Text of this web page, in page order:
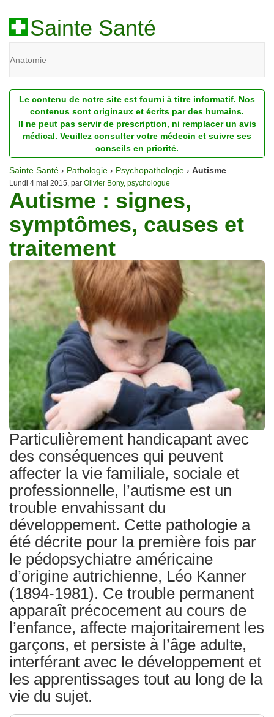
Sainte Santé
Anatomie
Diagnostic
Dossiers
Homéopathie
Nutrition
Pathologie
Psychologie
Recherches
Traitements
Le contenu de notre site est fourni à titre informatif. Nos
contenus sont originaux et écrits par des humains.
Il ne peut pas servir de prescription, ni remplacer un avis
médical. Veuillez consulter votre médecin et suivre ses
conseils en priorité.
Sainte Santé › Pathologie › Psychopathologie › Autisme
Lundi 4 mai 2015, par Olivier Bony, psychologue
Autisme : signes,
symptômes, causes et
traitement
Particulièrement handicapant avec
des conséquences qui peuvent
affecter la vie familiale, sociale et
professionnelle, l’autisme est un
trouble envahissant du
développement. Cette pathologie a
été décrite pour la première fois par
le pédopsychiatre américaine
d’origine autrichienne, Léo Kanner
(1894-1981). Ce trouble permanent
apparaît précocement au cours de
l’enfance, affecte majoritairement les
garçons, et persiste à l’âge adulte,
interférant avec le développement et
les apprentissages tout au long de la
vie du sujet.